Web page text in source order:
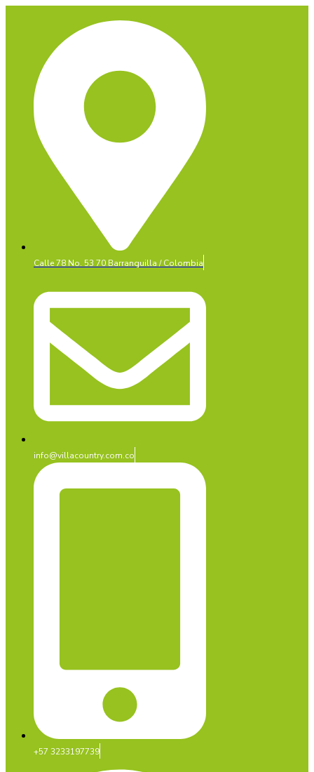
Calle 78 No. 53 70 Barranquilla / Colombia
info@villacountry.com.co
+57 3233197739